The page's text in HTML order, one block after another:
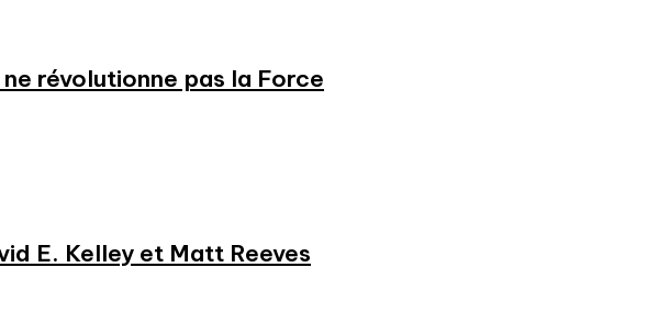
révolutionne pas la Force
E. Kelley et Matt Reeves